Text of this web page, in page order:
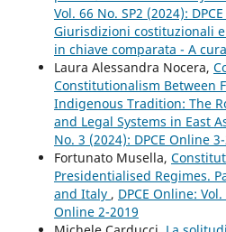
Vol. 66 No. SP2 (2024):
Giurisdizioni costituzionali
in chiave comparata - A
Laura Alessandra Nocera,
Constitutionalism Between
Indigenous Tradition: The
and Legal Systems in East
No. 3 (2024): DPCE Online
Fortunato Musella,
Presidentialised Regimes.
and Italy , DPCE Online:
Online 2-2019